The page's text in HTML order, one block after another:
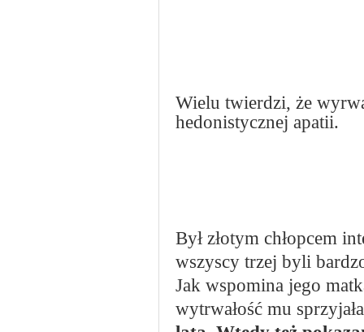
Wielu twierdzi, że
hedonistycznej apatii.
Był złotym chłopcem
wszyscy trzej byli
Jak wspomina jego
wytrwałość mu